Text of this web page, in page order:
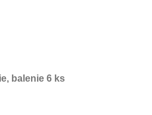
balenie 6 ks